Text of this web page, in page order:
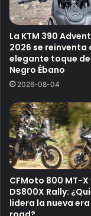
La KTM 390
2026 se reinventa
elegante toque
Negro Ébano
2026-08-04
CFMoto 800 MT-X
DS800X Rally:
lidera la nueva